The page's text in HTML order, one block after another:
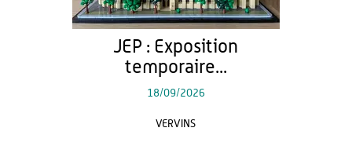
JEP : Exposition
temporaire...
18/09/2026
VERVINS